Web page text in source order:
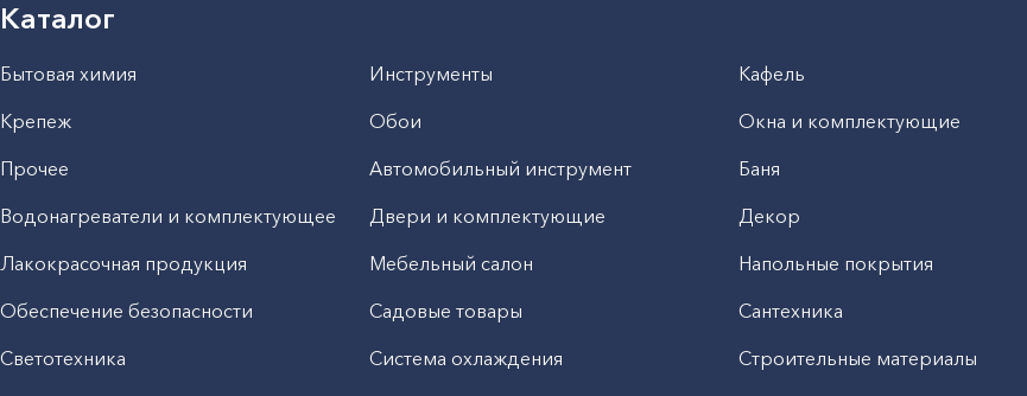
Каталог
Бытовая химия Инструменты
Кафель
Крепеж
Обои
Окна и комплектующие
Прочее
Автомобильный инструмент
Баня
Водонагреватели и комплектующее
Двери и комплектующие
Декор
Лакокрасочная продукция
Мебельный салон
Напольные покрытия
Обеспечение безопасности
Садовые товары
Сантехника
Светотехника
Система охлаждения
Строительные материалы